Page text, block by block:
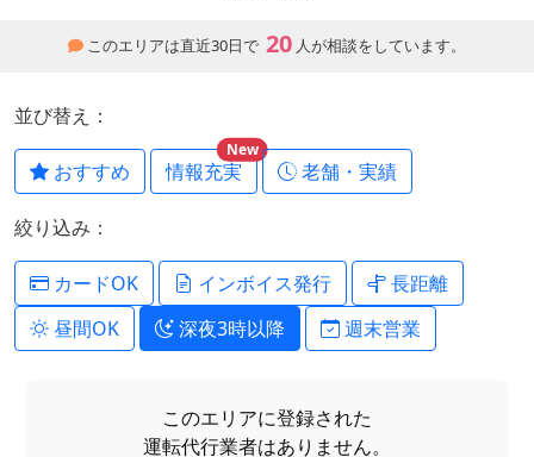
このエリアは直近30日で 20 人が相談をしています。
並び替え：
おすすめ 情報充実
New
老舗・実績
絞り込み：
カードOK インボイス発行
長距離
昼間OK
深夜3時以降 週末営業
このエリアに登録された
運転代行業者はありません。